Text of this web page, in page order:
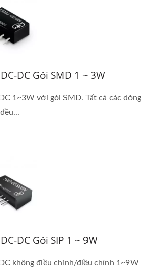
DC Gói SMD 1 ~ 3W
1~3W với gói SMD. Tất cả các dòng
DC Gói SIP 1 ~ 9W
không điều chỉnh/điều chỉnh 1~9W